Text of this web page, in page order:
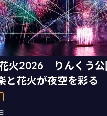
火2026 りんくう公
と花火が夜空を彩る